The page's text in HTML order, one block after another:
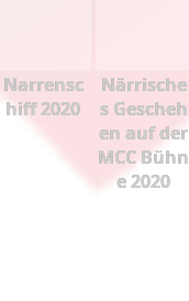
Narrensc
hiff 2020
Närrische
s Gescheh
en auf der
MCC Bühn
e 2020